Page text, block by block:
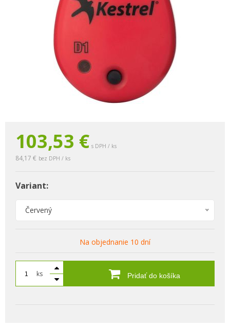
103,53 € s DPH / ks
84,17 € bez DPH / ks
Variant:
Červený
Na objednanie 10 dní
ks Pridať do košíka